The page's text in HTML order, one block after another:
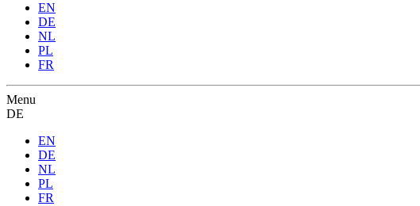
EN
DE
NL
PL
FR
Menu
DE
EN
DE
NL
PL
FR